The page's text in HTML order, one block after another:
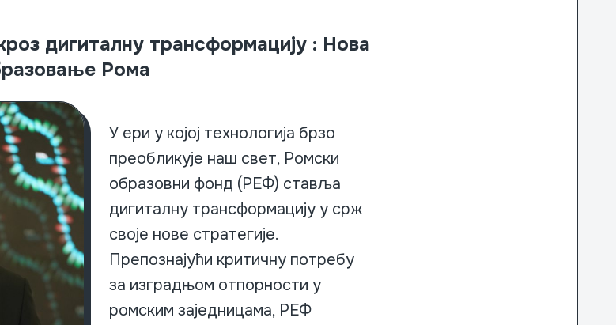
дигиталну трансформацију : Нова
Рома
У ери у којој технологија брзо
преобликује наш свет, Ромски
образовни фонд (РЕФ) ставља
дигиталну трансформацију у срж
своје нове стратегије.
Препознајући критичну потребу
за изградњом отпорности у
ромским заједницама, РЕФ